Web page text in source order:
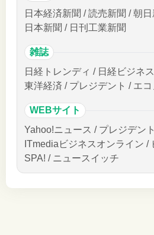
日本経済新聞 / 読売新聞 / 朝
日本新聞 / 日刊工業新聞
雑誌
日経トレンディ / 日経ビジネ
東洋経済 / プレジデント / エコ
WEBサイト
Yahoo!ニュース / プレジデン
ITmediaビジネスオンライン /
SPA! / ニュースイッチ